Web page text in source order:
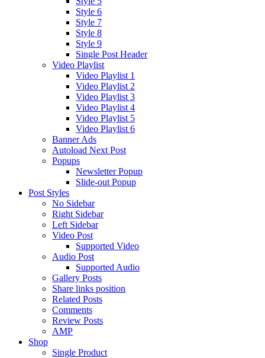
Style 6
Style 7
Style 8
Style 9
Single Post Header
Video Playlist
Video Playlist 1
Video Playlist 2
Video Playlist 3
Video Playlist 4
Video Playlist 5
Video Playlist 6
Banner Ads
Autoload Next Post
Popups
Newsletter Popup
Slide-out Popup
Post Styles
No Sidebar
Right Sidebar
Left Sidebar
Video Post
Supported Video
Audio Post
Supported Audio
Gallery Posts
Share links position
Related Posts
Comments
Review Posts
AMP
Shop
Single Product